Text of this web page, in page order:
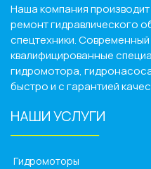
Наша компания
ремонт гидравлического
спецтехники.
квалифицированные
гидромотора,
быстро и с гарантией
НАШИ УСЛУГИ
Гидромоторы